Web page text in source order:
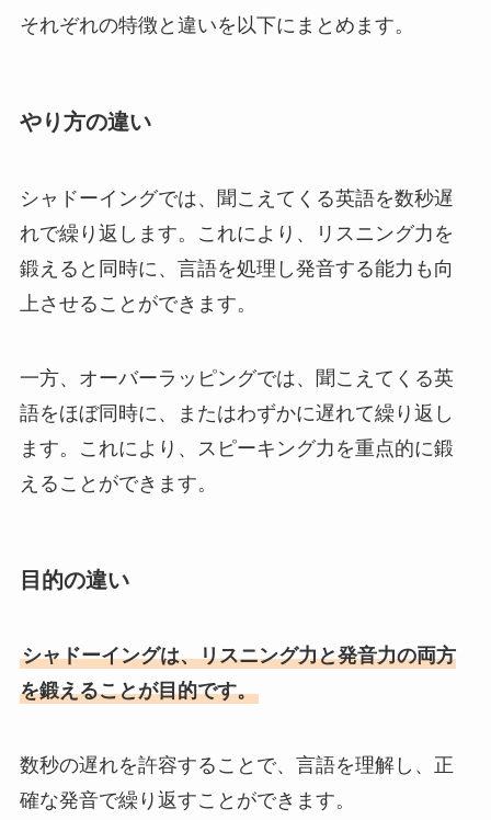
それぞれの特徴と違いを以下にまとめます。
やり方の違い
シャドーイングでは、聞こえてくる英語を数秒遅
れで繰り返します。これにより、リスニング力を
鍛えると同時に、言語を処理し発音する能力も向
上させることができます。
一方、オーバーラッピングでは、聞こえてくる英
語をほぼ同時に、またはわずかに遅れて繰り返し
ます。これにより、スピーキング力を重点的に鍛
えることができます。
目的の違い
シャドーイングは、リスニング力と発音力の両方
を鍛えることが目的です。
数秒の遅れを許容することで、言語を理解し、正
確な発音で繰り返すことができます。